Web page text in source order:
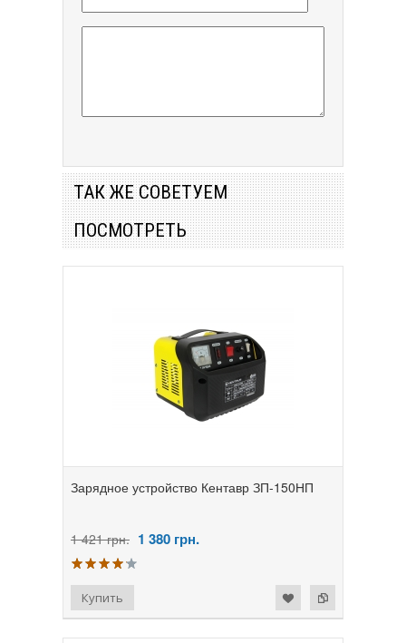
ТАК ЖЕ СОВЕТУЕМ
ПОСМОТРЕТЬ
Зарядное устройство Кентавр ЗП-150НП
1 421 грн. 1 380 грн.